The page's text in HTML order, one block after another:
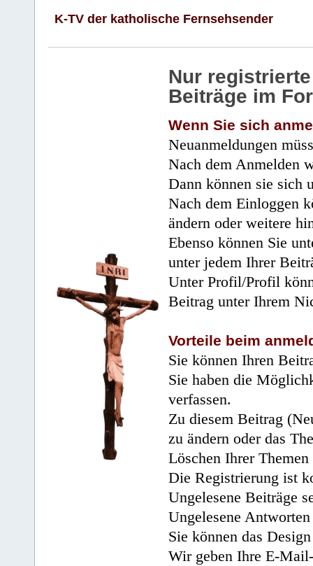
K-TV der katholische Fernsehsender
Nur
Beiträge im
Wenn Sie sich
Neuanmeldungen
Nach dem Anmelden
Dann können sie sich
Nach dem Einloggen
ändern oder weitere
Ebenso können Sie
unter jedem Ihrer
Unter Profil/Profil
Beitrag unter Ihrem
Vorteile beim
Sie können Ihren
Sie haben die
verfassen.
Zu diesem Beitrag
zu ändern oder das
Löschen Ihrer
Die Registrierung ist
Ungelesene Beiträge
Ungelesene
Sie können das
Wir geben Ihre E-